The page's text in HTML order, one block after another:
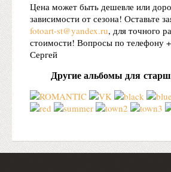
Цена может быть дешевле или
зависимости от сезона! Оставьте
fotoart-st@yandex.ru, для точного
стоимости! Вопросы по телефону
Сергей
Другие альбомы для